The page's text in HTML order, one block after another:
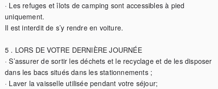
· Les refuges et îlots de camping sont accessibles à pied
uniquement.
Il est interdit de s’y rendre en voiture.
5 . LORS DE VOTRE DERNIÈRE JOURNÉE
· S’assurer de sortir les déchets et le recyclage et de les disposer
dans les bacs situés dans les stationnements ;
· Laver la vaisselle utilisée pendant votre séjour;